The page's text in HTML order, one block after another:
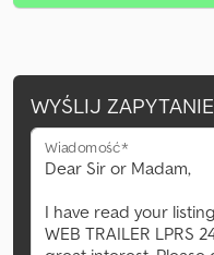
WYŚLIJ ZAPYTANIE
Wiadomość*